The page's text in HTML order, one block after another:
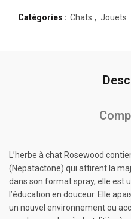
Catégories : Chats , Jouets
L’herbe à chat Rosewood
(Nepatactone) qui attirent la
dans son format spray, elle est
l’éducation en douceur. Elle
un nouvel environnement ou